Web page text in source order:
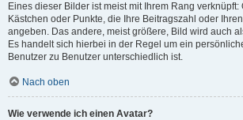
Eines dieser Bilder ist meist mit Ihrem Rang verknüpft:
Kästchen oder Punkte, die Ihre Beitragszahl oder
angeben. Das andere, meist größere, Bild wird auch
Es handelt sich hierbei in der Regel um ein
Benutzer zu Benutzer unterschiedlich ist.
Nach oben
Wie verwende ich einen Avatar?